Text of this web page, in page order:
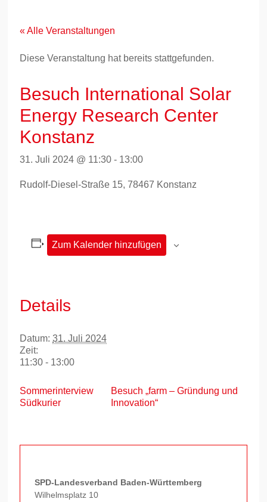
springen« Alle Veranstaltungen
Diese Veranstaltung hat bereits stattgefunden.
Besuch International Solar
Energy Research Center
Konstanz
31. Juli 2024 @ 11:30 - 13:00
Rudolf-Diesel-Straße 15, 78467 Konstanz
Zum Kalender hinzufügen
Details
Datum: 31. Juli 2024
Zeit:
11:30 - 13:00
Sommerinterview
Südkurier
Besuch „farm – Gründung und
Innovation“
SPD-Landesverband Baden-Württemberg
Wilhelmsplatz 10